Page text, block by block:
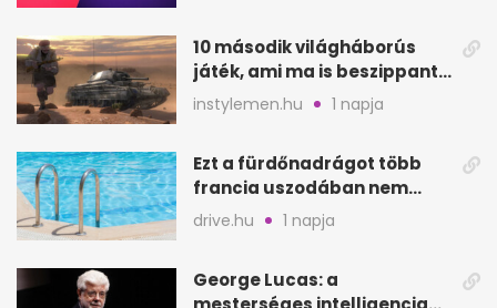
10 második világháborús
játék, ami ma is beszippant
a képernyő elé
instylemen.hu 1 napja
Ezt a fürdőnadrágot több
francia uszodában nem
fogadják el
drive.hu 1 napja
George Lucas: a